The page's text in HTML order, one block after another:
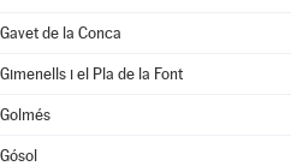
Gavet de la Conca
Gimenells i el Pla de la Font
Golmés
Gósol